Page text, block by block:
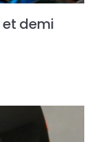
et demi